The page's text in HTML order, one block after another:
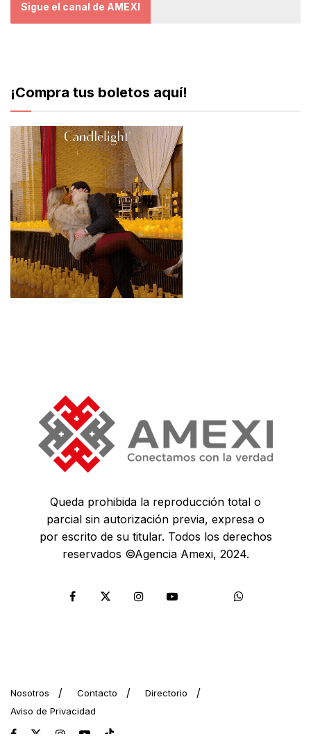
Sigue el canal de AMEXI
¡Compra tus boletos aquí!
Queda prohibida la reproducción total o
parcial sin autorización previa, expresa o
por escrito de su titular. Todos los derechos
reservados ©Agencia Amexi, 2024.
Nosotros Contacto
Directorio
Aviso de Privacidad